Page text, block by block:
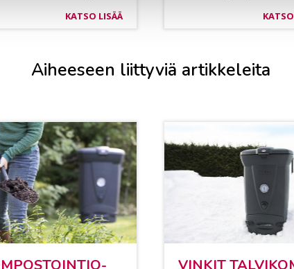
KATSO LISÄÄ
Aiheeseen liittyviä artikkeleita
VIN­KIT